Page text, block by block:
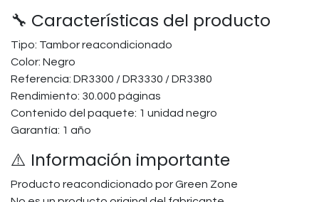
🔧 Características del producto
Tipo: Tambor reacondicionado
Color: Negro
Referencia: DR3300 / DR3330 / DR3380
Rendimiento: 30.000 páginas
Contenido del paquete: 1 unidad negro
Garantía: 1 año
⚠️ Información importante
Producto reacondicionado por Green Zone